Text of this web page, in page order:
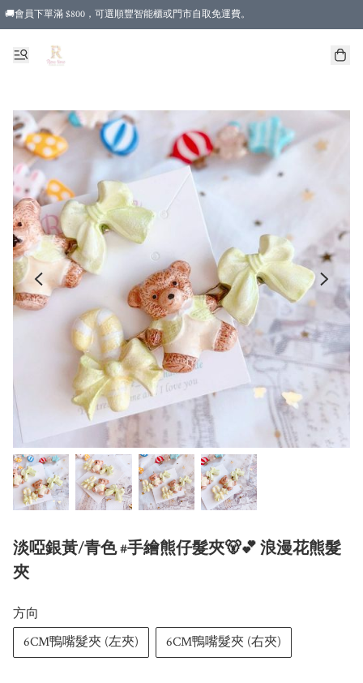
🚚會員下單滿 $800，可選順豐智能櫃或門市自取免運費。
淡啞銀黃/青色 #手繪熊仔髮夾🐻💕 浪漫花熊髮
夾
方向
6CM鴨嘴髮夾 (左夾)
6CM鴨嘴髮夾 (右夾)